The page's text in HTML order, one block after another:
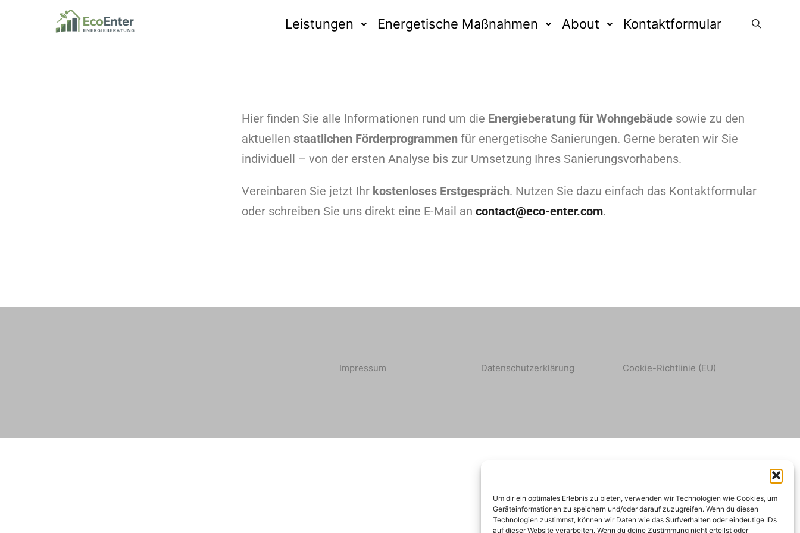
Um dir ein optimales Erlebnis zu bieten, verwenden wir Technologien wie Cookies, um
Geräteinformationen zu speichern und/oder darauf zuzugreifen. Wenn du diesen
Technologien zustimmst, können wir Daten wie das Surfverhalten oder eindeutige IDs
auf dieser Website verarbeiten. Wenn du deine Zustimmung nicht erteilst oder
Leistungen Energetische Maßnahmen About Kontaktformular
Willkommen auf http://eco-enter.com
Hier finden Sie alle Informationen rund um die Energieberatung für Wohngebäude sowie zu den
aktuellen staatlichen Förderprogrammen für energetische Sanierungen. Gerne beraten wir Sie
individuell – von der ersten Analyse bis zur Umsetzung Ihres Sanierungsvorhabens.
Vereinbaren Sie jetzt Ihr kostenloses Erstgespräch. Nutzen Sie dazu einfach das Kontaktformular
oder schreiben Sie uns direkt eine E-Mail an contact@eco-enter.com.
Impressum Datenschutzerklärung Cookie-Richtlinie (EU)